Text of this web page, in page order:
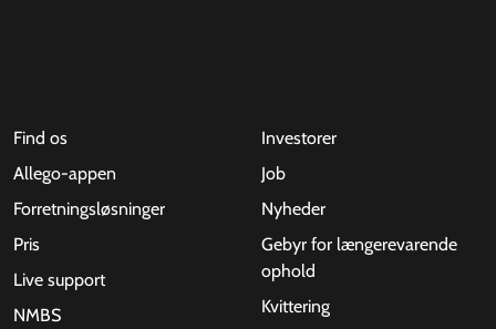
Find os
Allego-appen
Forretningsløsninger
Pris
Live support
NMBS
Investorer
Job
Nyheder
Gebyr for længerevarende
ophold
Kvittering